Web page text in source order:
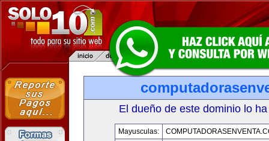
El dueño de este dominio lo
Mayusculas: